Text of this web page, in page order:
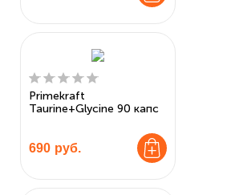
Primekraft
Taurine+Glycine 90 капc
690 руб.